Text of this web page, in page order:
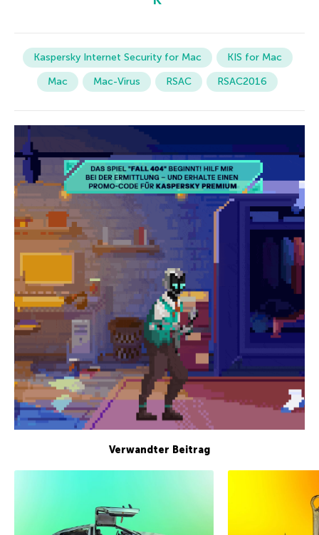
Kaspersky Internet Security for Mac
KIS for Mac
Mac
Mac-Virus RSAC RSAC2016
Verwandter Beitrag